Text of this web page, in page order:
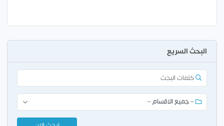
البحث السريع